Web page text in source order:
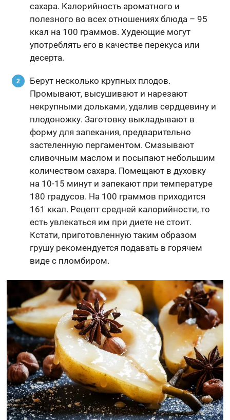
сахара. Калорийность ароматного и
полезного во всех отношениях блюда – 95
ккал на 100 граммов. Худеющие могут
употреблять его в качестве перекуса или
десерта.
Берут несколько крупных плодов.
Промывают, высушивают и нарезают
некрупными дольками, удалив сердцевину и
плодоножку. Заготовку выкладывают в
форму для запекания, предварительно
застеленную пергаментом. Смазывают
сливочным маслом и посыпают небольшим
количеством сахара. Помещают в духовку
на 10-15 минут и запекают при температуре
180 градусов. На 100 граммов приходится
161 ккал. Рецепт средней калорийности, то
есть увлекаться им при диете не стоит.
Кстати, приготовленную таким образом
грушу рекомендуется подавать в горячем
виде с пломбиром.